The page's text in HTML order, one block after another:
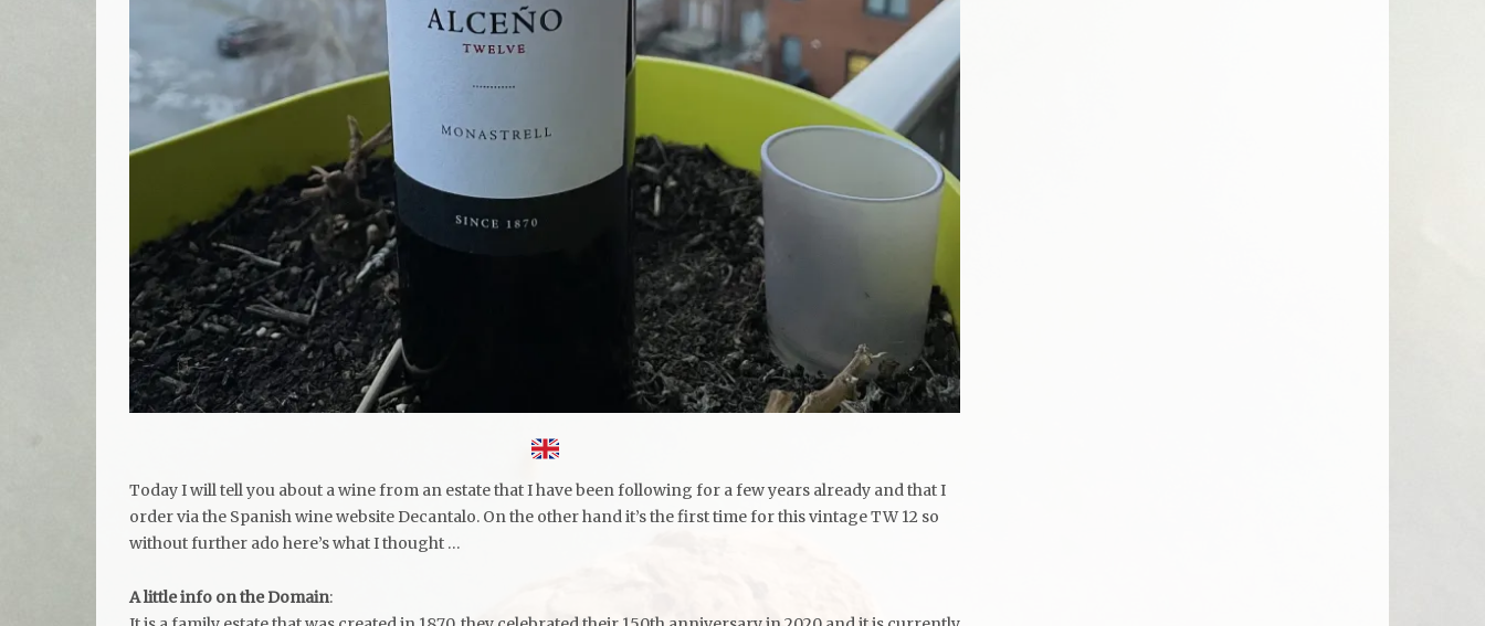
Today I will tell you about a wine from an estate that I have been following for a few years already and that I
order via the Spanish wine website Decantalo. On the other hand it’s the first time for this vintage TW 12 so
without further ado here’s what I thought …
A little info on the Domain: